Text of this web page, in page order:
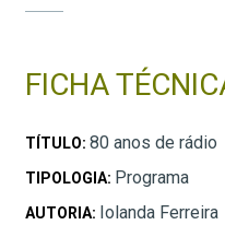
FICHA
TÍTULO: 80 anos de rádio
TIPOLOGIA: Programa
AUTORIA: Iolanda Ferreira